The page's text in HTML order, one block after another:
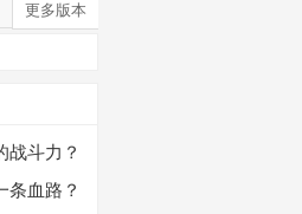
更多版本
战斗力？
条血路？